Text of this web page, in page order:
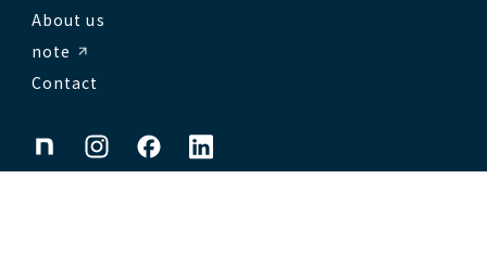
About us
note
Contact